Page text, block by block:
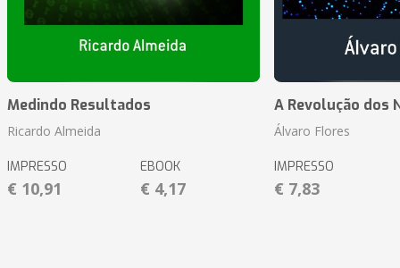
Medindo Resultados
Ricardo Almeida
IMPRESSO
€ 10,91
EBOOK
€ 4,17
A Revolução dos
Álvaro Flores
IMPRESSO
€ 7,83